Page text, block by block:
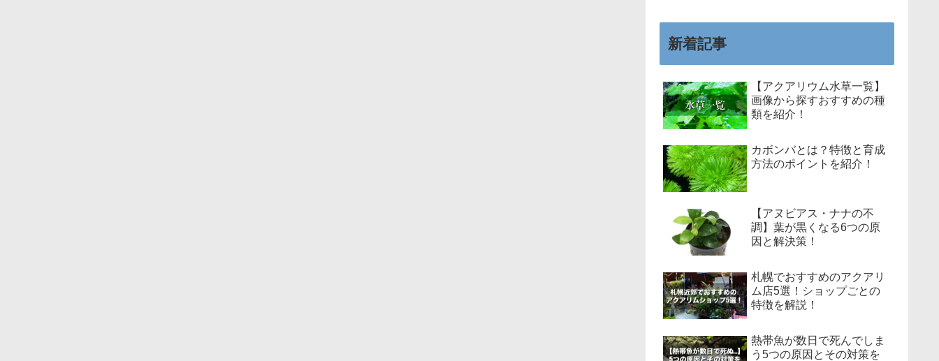
新着記事
【アクアリウム水草一覧】
画像から探すおすすめの種
類を紹介！
カボンバとは？特徴と育成
方法のポイントを紹介！
【アヌビアス・ナナの不
調】葉が黒くなる6つの原
因と解決策！
札幌でおすすめのアクアリ
ム店5選！ショップごとの
特徴を解説！
熱帯魚が数日で死んでしま
う5つの原因とその対策を